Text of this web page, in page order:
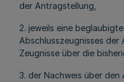
der Antragstellung,
2. jeweils eine
Abschlusszeugnisses
Zeugnisse über die
3. der Nachweis über